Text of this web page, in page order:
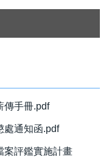
傳手冊.pdf
處通知函.pdf
案評鑑實施計畫